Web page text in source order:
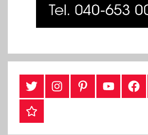
Twitter InstragramPinterestYouTube
Webshop